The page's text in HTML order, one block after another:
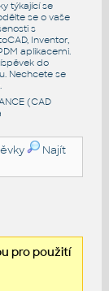
týkající se
se o vaše
s
Inventor,
aplikacemi.
do
. Nechcete se
.
(CAD
Najít
pro použití